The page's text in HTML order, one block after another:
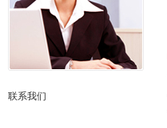
联系我们